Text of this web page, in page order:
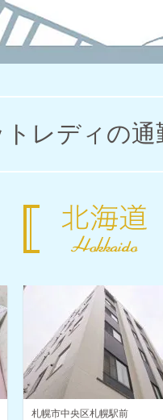
レディの通
札幌市中央区札幌駅前